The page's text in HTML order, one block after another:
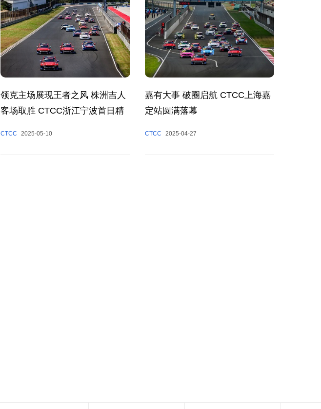
领克主场展现王者之风 株洲吉人
客场取胜 CTCC浙江宁波首日精
CTCC 2025-05-10
嘉有大事 破圈启航 CTCC上海嘉
定站圆满落幕
CTCC 2025-04-27